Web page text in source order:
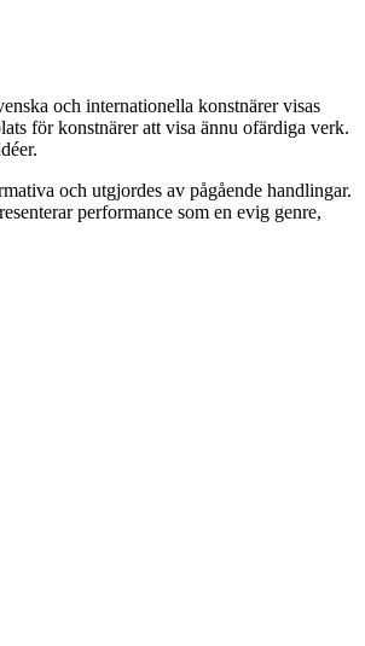
och internationella konstnärer visas
för konstnärer att visa ännu ofärdiga verk.
och utgjordes av pågående handlingar.
performance som en evig genre,